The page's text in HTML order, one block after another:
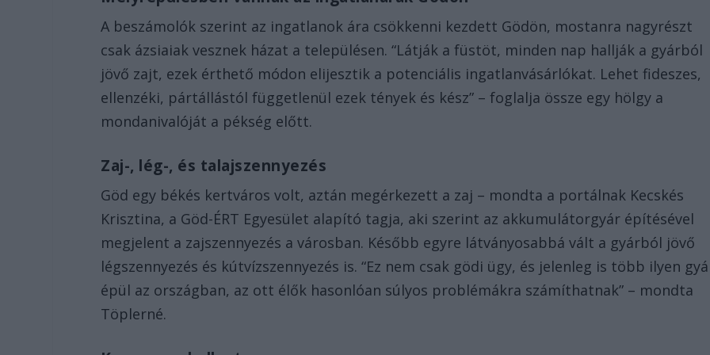
A beszámolók szerint az ingatlanok ára csökkenni kezdett Gödön, mostanra nagyrészt
csak ázsiaiak vesznek házat a településen. “Látják a füstöt, minden nap hallják a gyárból
jövő zajt, ezek érthető módon elijesztik a potenciális ingatlanvásárlókat. Lehet fideszes,
ellenzéki, pártállástól függetlenül ezek tények és kész” – foglalja össze egy hölgy a
mondanivalóját a pékség előtt.
Zaj-, lég-, és talajszennyezés
Göd egy békés kertváros volt, aztán megérkezett a zaj – mondta a portálnak Kecskés
Krisztina, a Göd-ÉRT Egyesület alapító tagja, aki szerint az akkumulátorgyár építésével
megjelent a zajszennyezés a városban. Később egyre látványosabbá vált a gyárból jövő
légszennyezés és kútvízszennyezés is. “Ez nem csak gödi ügy, és jelenleg is több ilyen
épül az országban, az ott élők hasonlóan súlyos problémákra számíthatnak” – mondta
Töplerné.